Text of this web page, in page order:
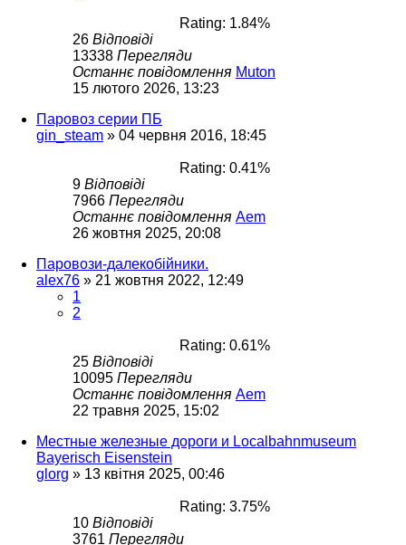
Rating: 1.84%
26 Відповіді
13338 Перегляди
Останнє повідомлення Muton
15 лютого 2026, 13:23
Паровоз серии ПБ
gin_steam » 04 червня 2016, 18:45
Rating: 0.41%
9 Відповіді
7966 Перегляди
Останнє повідомлення Aem
26 жовтня 2025, 20:08
Паровози-далекобійники.
alex76 » 21 жовтня 2022, 12:49
1
2
Rating: 0.61%
25 Відповіді
10095 Перегляди
Останнє повідомлення Aem
22 травня 2025, 15:02
Местные железные дороги и Localbahnmuseum
Bayerisch Eisenstein
glorg » 13 квітня 2025, 00:46
Rating: 3.75%
10 Відповіді
3761 Перегляди